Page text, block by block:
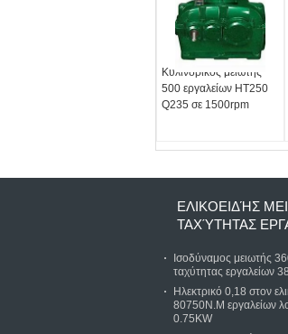
Κυλινδρικός μειωτής
500 εργαλείων HT250
Q235 σε 1500rpm
ΕΛΙΚΟΕΙΔΉΣ
ΤΑΧΎΤΗΤΑΣ
Ισοδύναμος μειωτής
ταχύτητας εργαλείων
Ηλεκτρικό 0,18 στον
80750N.M εργαλείων
0.75KW